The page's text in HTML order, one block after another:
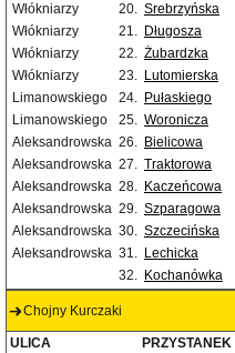
Włókniarzy
20. Srebrzyńska
Włókniarzy
21. Długosza
Włókniarzy
22. Żubardzka
Włókniarzy
23. Lutomierska
Limanowskiego
24. Pułaskiego
Limanowskiego
25. Woronicza
Aleksandrowska 26. Bielicowa
Aleksandrowska 27. Traktorowa
Aleksandrowska 28. Kaczeńcowa
Aleksandrowska 29. Szparagowa
Aleksandrowska 30. Szczecińska
Aleksandrowska 31. Lechicka
32. Kochanówka
Chojny Kurczaki
ULICA PRZYSTANEK